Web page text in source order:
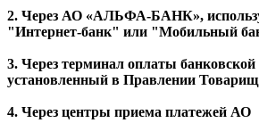
2. Через АО «АЛЬФА-БАНК»,
"Интернет-банк" или "Мобильный
3. Через терминал оплаты банковской
установленный в Правлении
4. Через центры приема платежей АО